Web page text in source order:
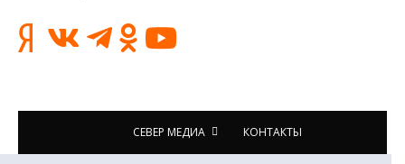
СЕВЕР МЕДИА КОНТАКТЫ